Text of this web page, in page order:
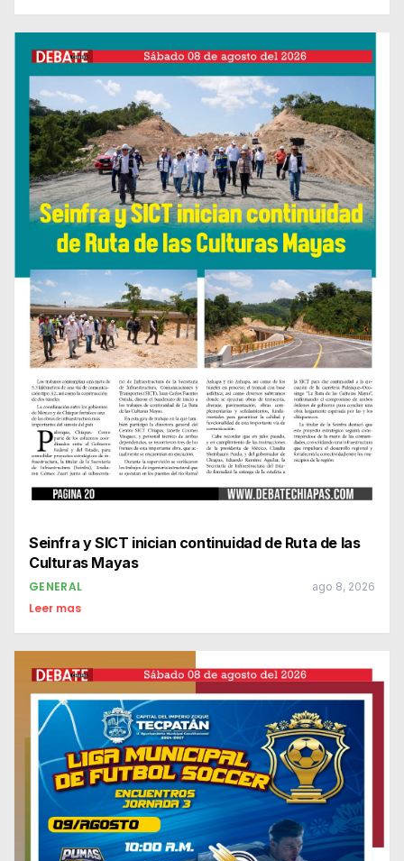
Seinfra y SICT inician continuidad de Ruta de las
Culturas Mayas
GENERAL ago 8, 2026
Leer mas